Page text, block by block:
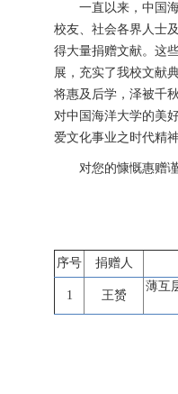
一直以来，中国
校友、社会各界人士
得大量捐赠文献。这
展，充实了我校文献
将惠及后学，泽被千
对中国海洋大学的美
爱文化事业之时代精神
对您的慷慨惠赠
序号 捐赠人
1 王赟
薄互